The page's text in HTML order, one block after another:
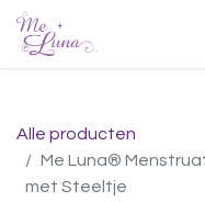
Alle producten
Me Luna®
met Steeltje